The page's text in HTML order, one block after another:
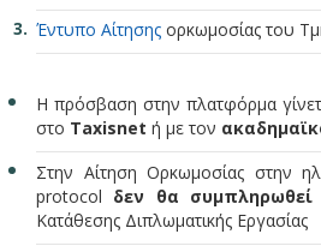
Έντυπο Αίτησης ορκωμοσίας του
Η πρόσβαση στην πλατφόρμα
στο Taxisnet ή με τον
Στην Αίτηση Ορκωμοσίας στην
protocol δεν θα
Κατάθεσης Διπλωματικής Εργασίας